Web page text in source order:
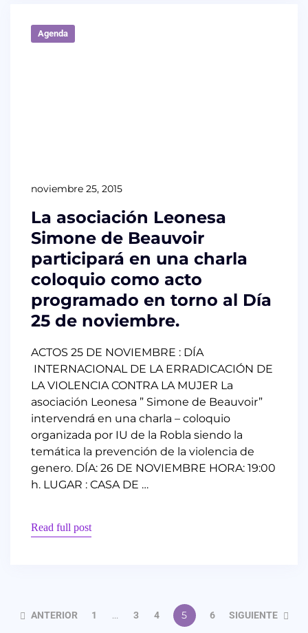
Agenda
noviembre 25, 2015
La asociación Leonesa
Simone de Beauvoir
participará en una charla
coloquio como acto
programado en torno al Día
25 de noviembre.
ACTOS 25 DE NOVIEMBRE : DÍA
INTERNACIONAL DE LA ERRADICACIÓN DE
LA VIOLENCIA CONTRA LA MUJER La
asociación Leonesa ” Simone de Beauvoir”
intervendrá en una charla – coloquio
organizada por IU de la Robla siendo la
temática la prevención de la violencia de
genero. DÍA: 26 DE NOVIEMBRE HORA: 19:00
h. LUGAR : CASA DE …
Read full post
ANTERIOR 1 … 3 4 5 6 SIGUIENTE